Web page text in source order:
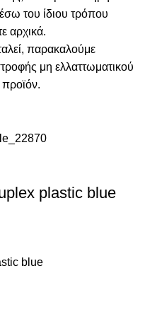
του ίδιου τρόπου
αρχικά.
παρακαλούμε
μη ελλαττωματικού
plastic blue
blue